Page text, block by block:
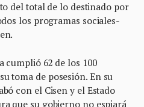
del total de lo destinado por
los programas sociales-
cumplió 62 de los 100
toma de posesión. En su
con el Cisen y el Estado
que su gobierno no espiará